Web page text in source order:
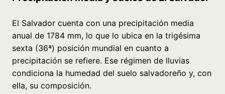
El Salvador cuenta con una precipitación media
anual de 1784 mm, lo que lo ubica en la trigésima
sexta (36ª) posición mundial en cuanto a
precipitación se refiere. Ese régimen de lluvias
condiciona la humedad del suelo salvadoreño y, con
ella, su composición.